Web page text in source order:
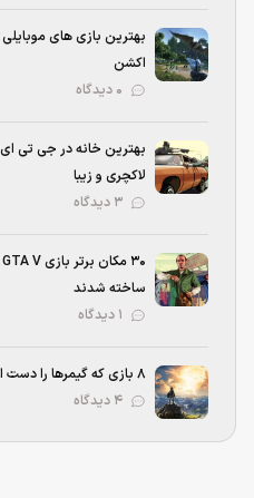
اکشن
لاکچری و زیبا
ساخته شدند
۸ بازی که گیمرها را دست انداختند